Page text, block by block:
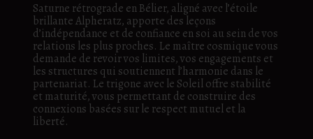
Saturne rétrograde en Bélier, aligné avec l’étoile
brillante Alpheratz, apporte des leçons
d’indépendance et de confiance en soi au sein de vos
relations les plus proches. Le maître cosmique vous
demande de revoir vos limites, vos engagements et
les structures qui soutiennent l’harmonie dans le
partenariat. Le trigone avec le Soleil offre stabilité
et maturité, vous permettant de construire des
connexions basées sur le respect mutuel et la
liberté.